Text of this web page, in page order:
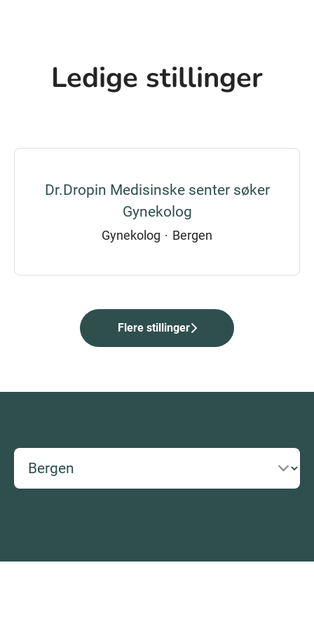
Ledige stillinger
Dr.Dropin Medisinske senter søker
Gynekolog
Gynekolog · Bergen
Flere stillinger